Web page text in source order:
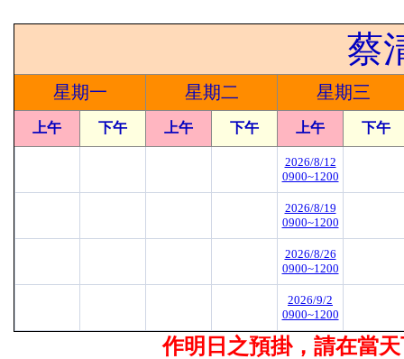
蔡
星期一 星期二 星期三
上午 下午 上午 下午 上午 下午
2026/8/12
0900~1200
2026/8/19
0900~1200
2026/8/26
0900~1200
2026/9/2
0900~1200
作明日之預掛，請在當